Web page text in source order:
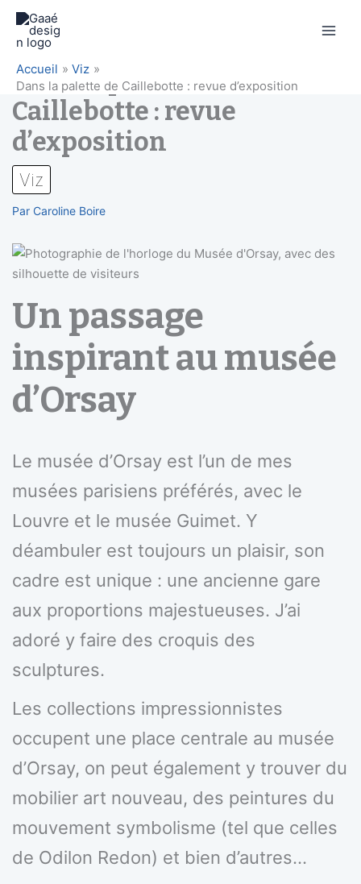
contenu
Accueil
Viz
Dans la palette de Caillebotte : revue d’exposition
Dans la palette de
Caillebotte : revue
d’exposition
Viz
Par Caroline Boire
Un passage
inspirant au musée
d’Orsay
Le musée d’Orsay est l’un de mes
musées parisiens préférés, avec le
Louvre et le musée Guimet. Y
déambuler est toujours un plaisir, son
cadre est unique : une ancienne gare
aux proportions majestueuses. J’ai
adoré y faire des croquis des
sculptures.
Les collections impressionnistes
occupent une place centrale au musée
d’Orsay, on peut également y trouver du
mobilier art nouveau, des peintures du
mouvement symbolisme (tel que celles
de Odilon Redon) et bien d’autres…